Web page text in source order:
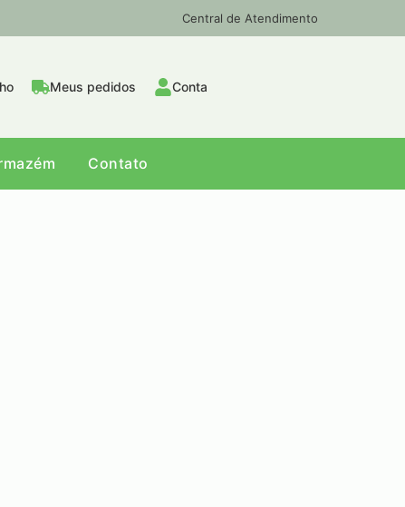
Central de Atendimento
Meus pedidos Conta
Contato